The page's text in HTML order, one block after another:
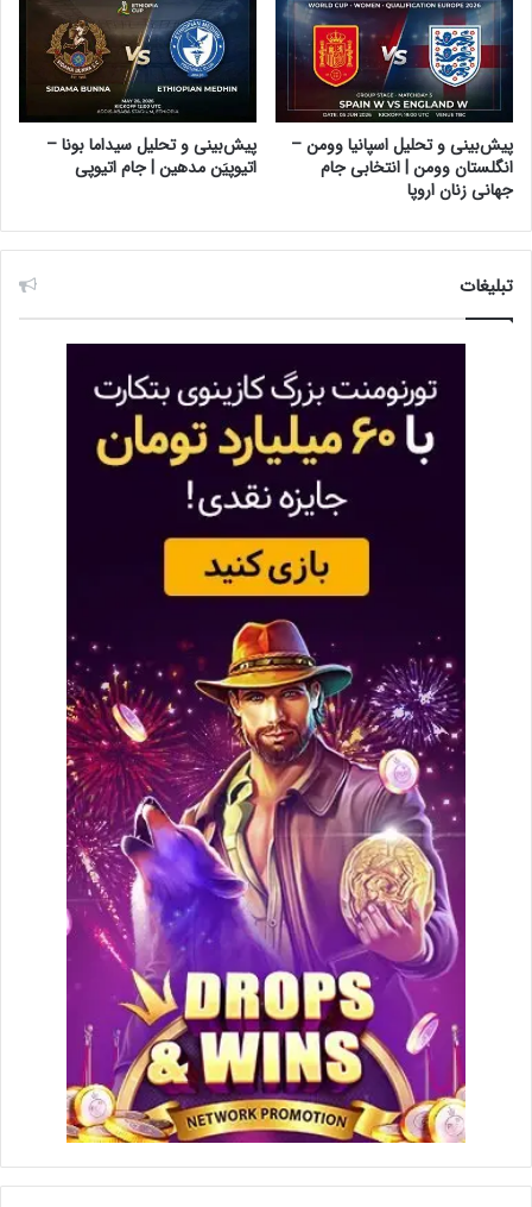
پیش‌بینی و تحلیل اسپانیا وومن –
انگلستان وومن | انتخابی جام
جهانی زنان اروپا
پیش‌بینی و تحلیل سیداما بونا –
اتیوپیَن مدهین | جام اتیوپی
تبلیغات